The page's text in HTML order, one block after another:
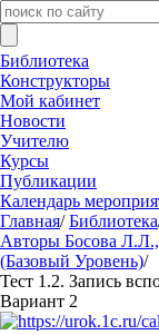
Библиотека
Конструкторы
Мой кабинет
Новости
Учителю
Курсы
Публикации
Календарь
Главная/ Библиотека
Авторы Босова
(Базовый Уровень)/
Тест 1.2. Запись
Вариант 2